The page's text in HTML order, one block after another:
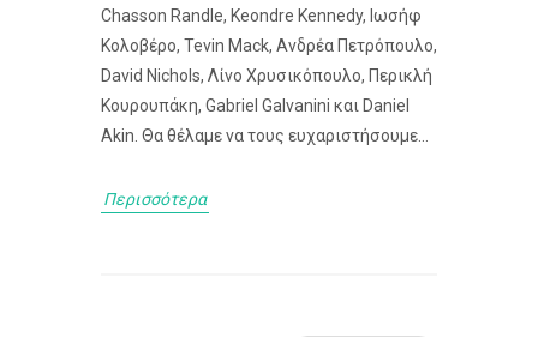
Chasson Randle, Keondre Kennedy, Ιωσήφ
Κολοβέρο, Tevin Mack, Ανδρέα Πετρόπουλο,
David Nichols, Λίνο Χρυσικόπουλο, Περικλή
Κουρουπάκη, Gabriel Galvanini και Daniel
Akin. Θα θέλαμε να τους ευχαριστήσουμε...
Περισσότερα